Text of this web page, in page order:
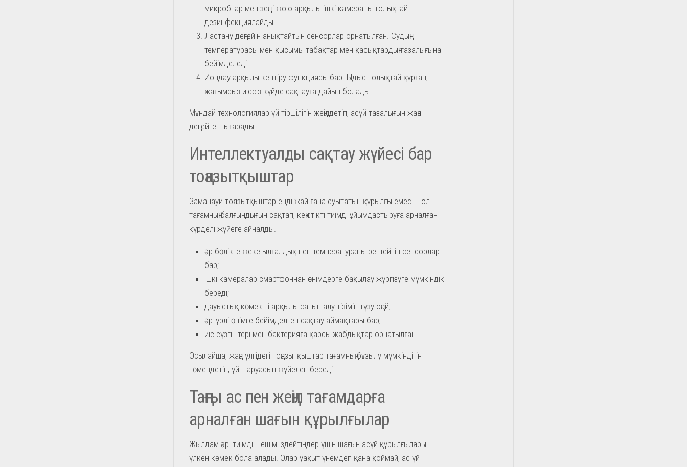
микробтар мен зеңді жою арқылы ішкі камераны толықтай
дезинфекциялайды.
Ластану деңгейін анықтайтын сенсорлар орнатылған. Судың
температурасы мен қысымы табақтар мен қасықтардың тазалығына
бейімделеді.
Иондау арқылы кептіру функциясы бар. Ыдыс толықтай құрғап,
жағымсыз иіссіз күйде сақтауға дайын болады.
Мұндай технологиялар үй тіршілігін жеңілдетіп, асүй тазалығын жаңа
деңгейге шығарады.
Интеллектуалды сақтау жүйесі бар
тоңазытқыштар
Заманауи тоңазытқыштар енді жай ғана суытатын құрылғы емес — ол
тағамның балғындығын сақтап, кеңістікті тиімді ұйымдастыруға арналған
күрделі жүйеге айналды.
әр бөлікте жеке ылғалдық пен температураны реттейтін сенсорлар
бар;
ішкі камералар смартфоннан өнімдерге бақылау жүргізуге мүмкіндік
береді;
дауыстық көмекші арқылы сатып алу тізімін түзу оңай;
әртүрлі өнімге бейімделген сақтау аймақтары бар;
иіс сүзгіштері мен бактерияға қарсы жабдықтар орнатылған.
Осылайша, жаңа үлгідегі тоңазытқыштар тағамның бұзылу мүмкіндігін
төмендетіп, үй шаруасын жүйелеп береді.
Таңғы ас пен жеңіл тағамдарға
арналған шағын құрылғылар
Жылдам әрі тиімді шешім іздейтіндер үшін шағын асүй құрылғылары
үлкен көмек бола алады. Олар уақыт үнемдеп қана қоймай, ас үй